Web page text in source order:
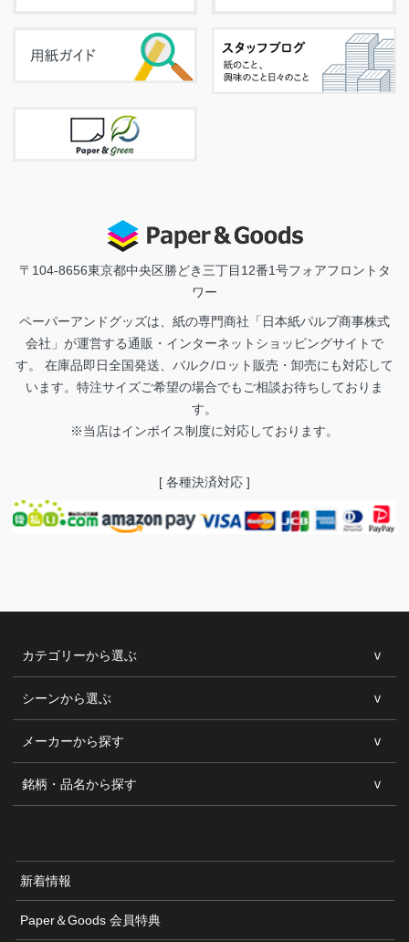
〒104-8656東京都中央区勝どき三丁目12番1号フォアフロントタ
ワー
ペーパーアンドグッズは、紙の専門商社「日本紙パルプ商事株式
会社」が運営する通販・インターネットショッピングサイトで
す。 在庫品即日全国発送、バルク/ロット販売・卸売にも対応して
います。特注サイズご希望の場合でもご相談お待ちしておりま
す。
※当店はインボイス制度に対応しております。
[ 各種決済対応 ]
カテゴリーから選ぶ
シーンから選ぶ
メーカーから探す
銘柄・品名から探す
新着情報
Paper＆Goods 会員特典